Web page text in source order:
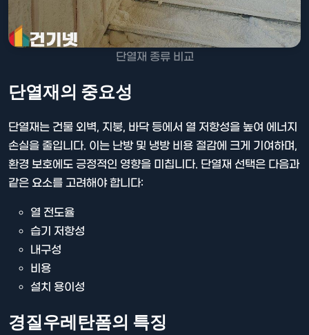
단열재 종류 비교
단열재의 중요성
단열재는 건물 외벽, 지붕, 바닥 등에서 열 저항성을 높여 에너지
손실을 줄입니다. 이는 난방 및 냉방 비용 절감에 크게 기여하며,
환경 보호에도 긍정적인 영향을 미칩니다. 단열재 선택은 다음과
같은 요소를 고려해야 합니다:
열 전도율
습기 저항성
내구성
비용
설치 용이성
경질우레탄폼의 특징